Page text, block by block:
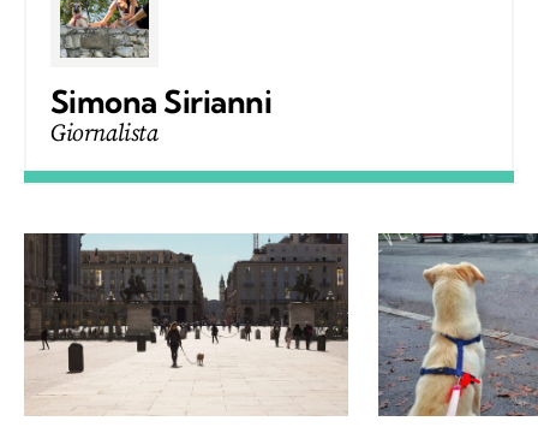
Simona Sirianni
Giornalista